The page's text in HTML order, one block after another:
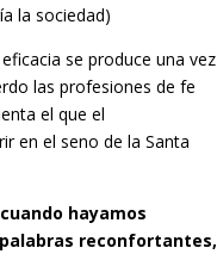
la sociedad)
se produce una vez
las profesiones de fe
el que el
en el seno de la Santa
hayamos
reconfortantes,